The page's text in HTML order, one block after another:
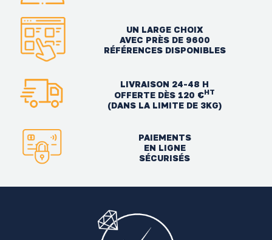
UN LARGE CHOIX
AVEC PRÈS DE 9600
RÉFÉRENCES DISPONIBLES
LIVRAISON 24-48 H
OFFERTE DÈS 120 €HT
(DANS LA LIMITE DE 3KG)
PAIEMENTS
EN LIGNE
SÉCURISÉS